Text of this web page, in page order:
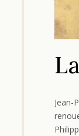
Jean-